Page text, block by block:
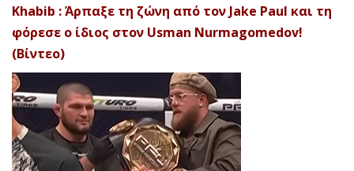
Khabib : Άρπαξε τη ζώνη από τον Jake Paul και τη
φόρεσε ο ίδιος στον Usman Nurmagomedov!
(Βίντεο)